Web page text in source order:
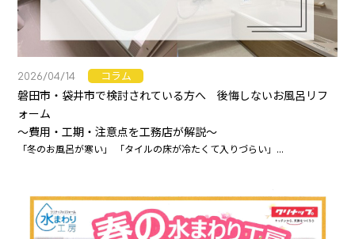
2026/04/14 コラム
磐田市・袋井市で検討されている方へ 後悔しないお風呂リフ
ォーム
～費用・工期・注意点を工務店が解説～
「冬のお風呂が寒い」 「タイルの床が冷たくて入りづらい」...